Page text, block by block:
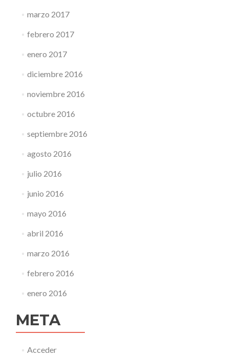
marzo 2017
febrero 2017
enero 2017
diciembre 2016
noviembre 2016
octubre 2016
septiembre 2016
agosto 2016
julio 2016
junio 2016
mayo 2016
abril 2016
marzo 2016
febrero 2016
enero 2016
META
Acceder